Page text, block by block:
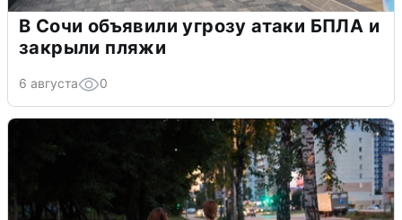
В Сочи объявили угрозу атаки БПЛА и
закрыли пляжи
6 августа 0